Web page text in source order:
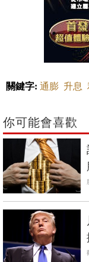
關鍵字: 通膨 升息
你可能會喜歡